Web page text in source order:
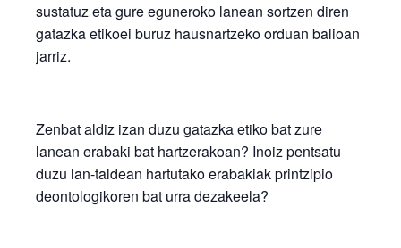
sustatuz eta gure eguneroko lanean sortzen diren
gatazka etikoei buruz hausnartzeko orduan balioan
jarriz.
Zenbat aldiz izan duzu gatazka etiko bat zure
lanean erabaki bat hartzerakoan? Inoiz pentsatu
duzu lan-taldean hartutako erabakiak printzipio
deontologikoren bat urra dezakeela?